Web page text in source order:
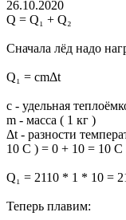
26.10.2020
Q = Q₁ + Q₂
Сначала лёд надо
Q₁ = cmΔt
c - удельная
m - масса ( 1 кг )
Δt - разности
10 С ) = 0 + 10 = 10 С
Q₁ = 2110 * 1 * 10 =
Теперь плавим: